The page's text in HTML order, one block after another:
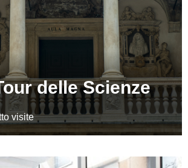
delle Scienze
visite